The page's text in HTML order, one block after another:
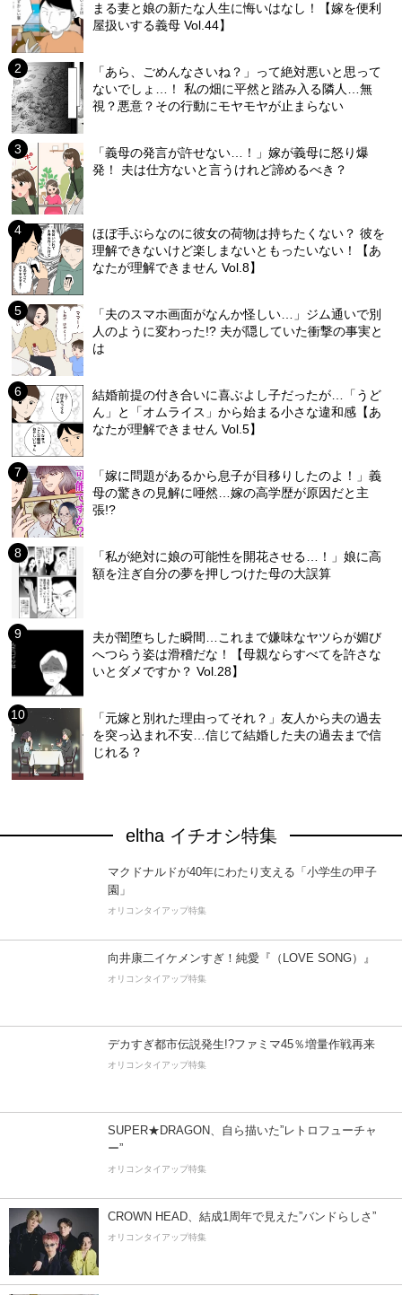
まる妻と娘の新たな人生に悔いはなし！【嫁を便利
屋扱いする義母 Vol.44】
「あら、ごめんなさいね？」って絶対悪いと思って
ないでしょ…！ 私の畑に平然と踏み入る隣人…無
視？悪意？その行動にモヤモヤが止まらない
「義母の発言が許せない…！」嫁が義母に怒り爆
発！ 夫は仕方ないと言うけれど諦めるべき？
ほぼ手ぶらなのに彼女の荷物は持ちたくない？ 彼を
理解できないけど楽しまないともったいない！【あ
なたが理解できません Vol.8】
「夫のスマホ画面がなんか怪しい…」ジム通いで別
人のように変わった!? 夫が隠していた衝撃の事実と
は
結婚前提の付き合いに喜ぶよし子だったが…「うど
ん」と「オムライス」から始まる小さな違和感【あ
なたが理解できません Vol.5】
「嫁に問題があるから息子が目移りしたのよ！」義
母の驚きの見解に唖然…嫁の高学歴が原因だと主
張!?
「私が絶対に娘の可能性を開花させる…！」娘に高
額を注ぎ自分の夢を押しつけた母の大誤算
夫が闇堕ちした瞬間…これまで嫌味なヤツらが媚び
へつらう姿は滑稽だな！【母親ならすべてを許さな
いとダメですか？ Vol.28】
「元嫁と別れた理由ってそれ？」友人から夫の過去
を突っ込まれ不安…信じて結婚した夫の過去まで信
じれる？
eltha イチオシ特集
マクドナルドが40年にわたり支える「小学生の甲子
園」
オリコンタイアップ特集
向井康二イケメンすぎ！純愛『（LOVE SONG）』
オリコンタイアップ特集
デカすぎ都市伝説発生!?ファミマ45％増量作戦再来
オリコンタイアップ特集
SUPER★DRAGON、自ら描いた”レトロフューチャ
ー”
オリコンタイアップ特集
CROWN HEAD、結成1周年で見えた”バンドらしさ”
オリコンタイアップ特集